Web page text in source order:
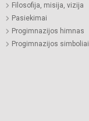
Filosofija, misija, vizija
Pasiekimai
Progimnazijos himnas
Progimnazijos simboliai